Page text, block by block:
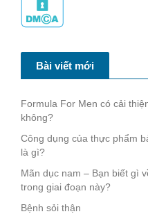
Bài viết mới
Formula For Men có cải
không?
Công dụng của thực phẩm
là gì?
Mãn dục nam – Bạn biết gì
trong giai đoạn này?
Bệnh sỏi thận